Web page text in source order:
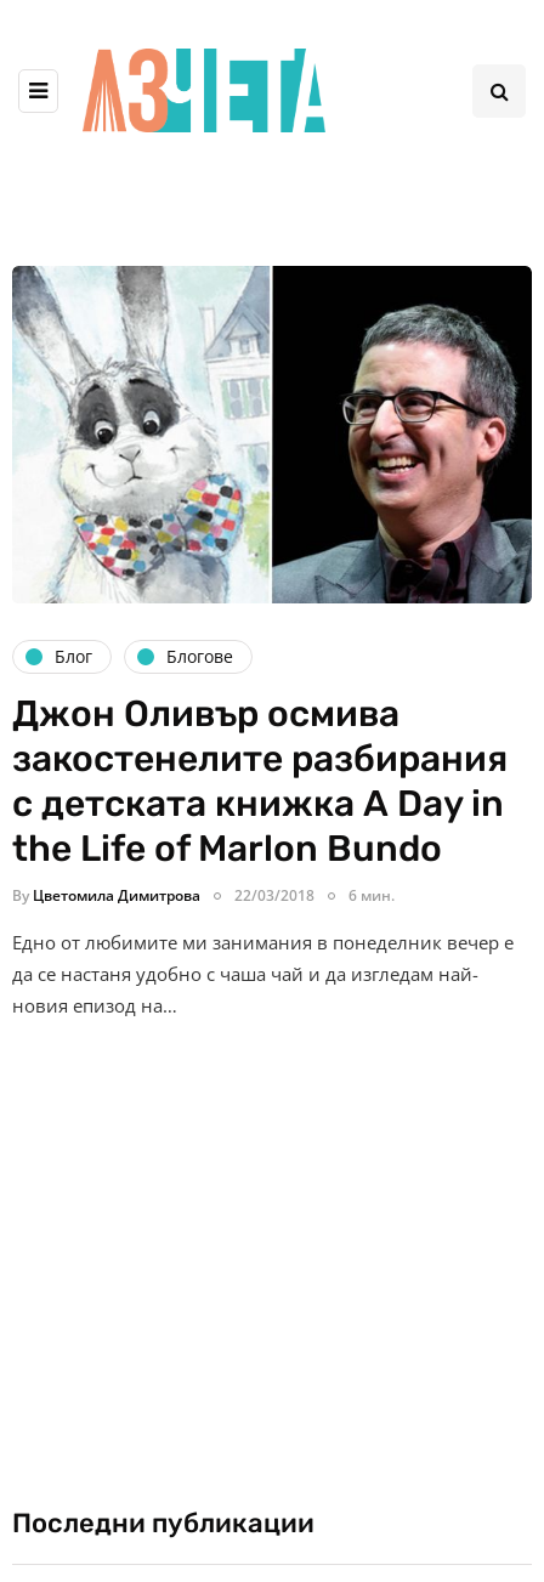
Блог Блогове
Джон Оливър осмива
закостенелите разбирания
с детската книжка А Day in
the Life of Marlon Bundo
By Цветомила Димитрова 22/03/2018 6 мин.
Едно от любимите ми занимания в понеделник вечер е
да се настаня удобно с чаша чай и да изгледам най-
новия епизод на…
Последни публикации